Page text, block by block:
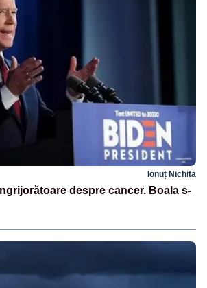
Ionuț Nichita
despre cancer. Boala s-